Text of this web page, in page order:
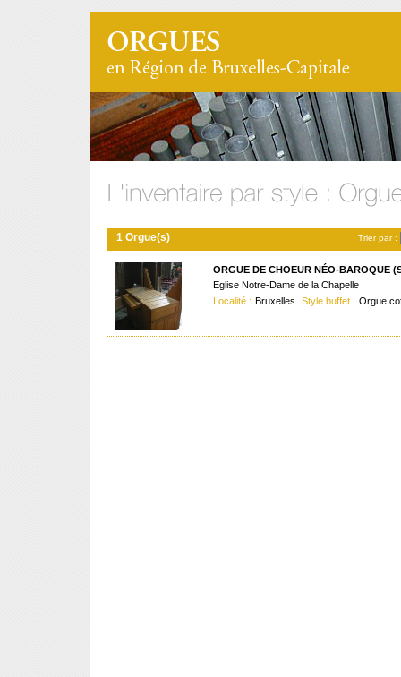
Trier par :
1 Orgue(s)
ORGUE DE CHOEUR NÉO-BAROQUE
Eglise Notre-Dame de la Chapelle
Localité : Bruxelles Style buffet : Orgue